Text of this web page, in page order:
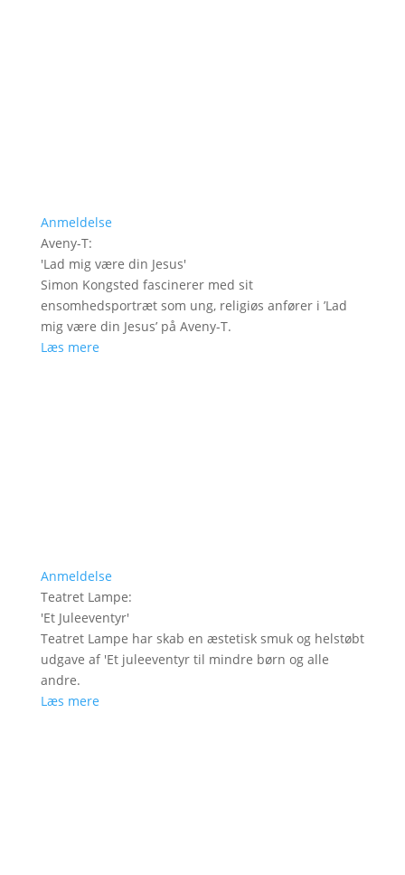
Anmeldelse
Aveny-T:
'Lad mig være din Jesus'
Simon Kongsted fascinerer med sit
ensomhedsportræt som ung, religiøs anfører i ’Lad
mig være din Jesus’ på Aveny-T.
Læs mere
Anmeldelse
Teatret Lampe:
'Et Juleeventyr'
Teatret Lampe har skab en æstetisk smuk og helstøbt
udgave af 'Et juleeventyr til mindre børn og alle
andre.
Læs mere